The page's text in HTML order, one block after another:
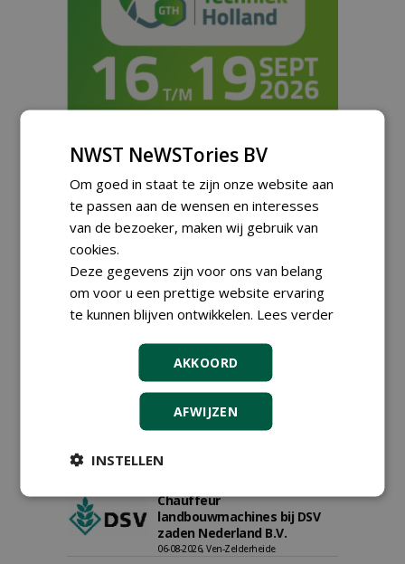
Meld je aan voor onze digitale
nieuwsbrief.
Chauffeur
landbouwmachines bij DSV
zaden Nederland B.V.
06-08-2026, Ven-Zelderheide
NWST NeWSTories BV
Om goed in staat te zijn onze website aan
te passen aan de wensen en interesses
van de bezoeker, maken wij gebruik van
cookies.
Deze gegevens zijn voor ons van belang
om voor u een prettige website ervaring
te kunnen blijven ontwikkelen. Lees verder
AKKOORD
AFWIJZEN
INSTELLEN